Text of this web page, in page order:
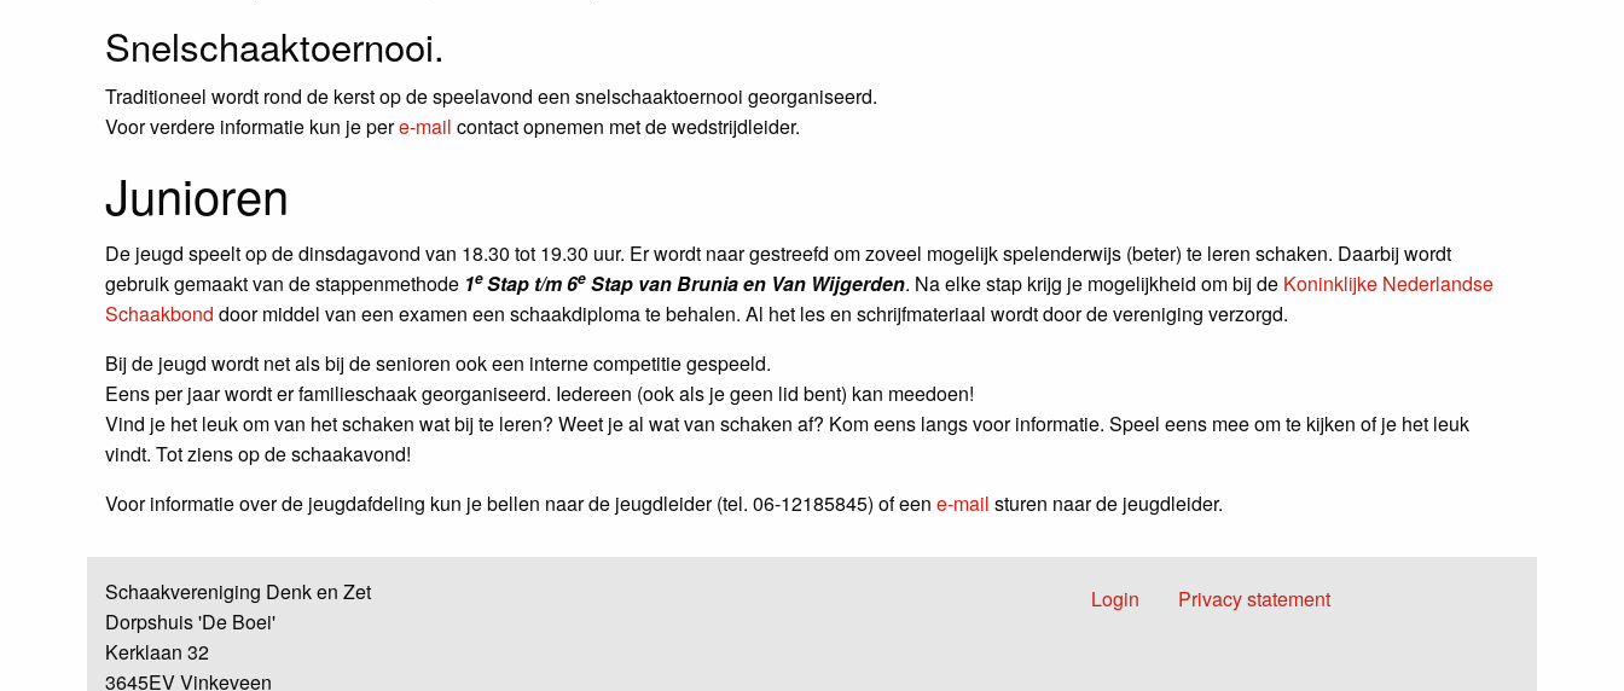
Snelschaaktoernooi.
Traditioneel wordt rond de kerst op de speelavond een snelschaaktoernooi georganiseerd.
Voor verdere informatie kun je pere-mail contact opnemen met de wedstrijdleider.
Junioren
De jeugd speelt op de dinsdagavond van 18.30 tot 19.30 uur. Er wordt naar gestreefd om zoveel mogelijk spelenderwijs (beter) te leren schaken. Daarbij wordt
gebruik gemaakt van de stappenmethode 1eStap t/m 6e Stap van Brunia en Van Wijgerden. Na elke stap krijg je mogelijkheid om bij de Koninklijke Nederlandse
Schaakbond door middel van een examen een schaakdiploma te behalen. Al het les en schrijfmateriaal wordt door de vereniging verzorgd.
Bij de jeugd wordt net als bij de senioren ook een interne competitie gespeeld.
Eens per jaar wordt er familieschaak georganiseerd. Iedereen (ook als je geen lid bent) kan meedoen!
Vind je het leuk om van het schaken wat bij te leren? Weet je al wat van schaken af? Kom eens langs voor informatie. Speel eens mee om te kijken of je het leuk
vindt. Tot ziens op de schaakavond!
Voor informatie over de jeugdafdeling kun je bellen naar de jeugdleider (tel. 06-12185845) of een e-mail sturen naar de jeugdleider.
Schaakvereniging Denk en Zet
Dorpshuis 'De Boei'
Kerklaan 32
3645EV Vinkeveen
Voet
Login Privacy statement